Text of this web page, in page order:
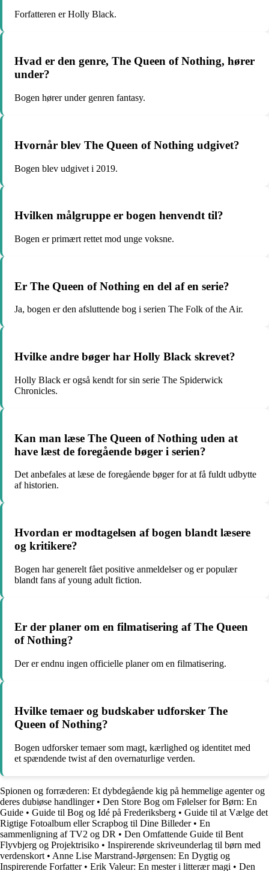
Forfatteren er Holly Black.
Hvad er den genre, The Queen of Nothing, hører
under?
Bogen hører under genren fantasy.
Hvornår blev The Queen of Nothing udgivet?
Bogen blev udgivet i 2019.
Hvilken målgruppe er bogen henvendt til?
Bogen er primært rettet mod unge voksne.
Er The Queen of Nothing en del af en serie?
Ja, bogen er den afsluttende bog i serien The Folk of the Air.
Hvilke andre bøger har Holly Black skrevet?
Holly Black er også kendt for sin serie The Spiderwick
Chronicles.
Kan man læse The Queen of Nothing uden at
have læst de foregående bøger i serien?
Det anbefales at læse de foregående bøger for at få fuldt udbytte
af historien.
Hvordan er modtagelsen af bogen blandt læsere
og kritikere?
Bogen har generelt fået positive anmeldelser og er populær
blandt fans af young adult fiction.
Er der planer om en filmatisering af The Queen
of Nothing?
Der er endnu ingen officielle planer om en filmatisering.
Hvilke temaer og budskaber udforsker The
Queen of Nothing?
Bogen udforsker temaer som magt, kærlighed og identitet med
et spændende twist af den overnaturlige verden.
Spionen og forræderen: Et dybdegående kig på hemmelige agenter og
deres dubiøse handlinger• Den Store Bog om Følelser for Børn: En
Guide • Guide til Bog og Idé på Frederiksberg • Guide til at Vælge det
Rigtige Fotoalbum eller Scrapbog til Dine Billeder• En
sammenligning af TV2 og DR • Den Omfattende Guide til Bent
Flyvbjerg og Projektrisiko • Inspirerende skriveunderlag til børn med
verdenskort • Anne Lise Marstrand-Jørgensen: En Dygtig og
Inspirerende Forfatter• Erik Valeur: En mester i litterær magi • Den